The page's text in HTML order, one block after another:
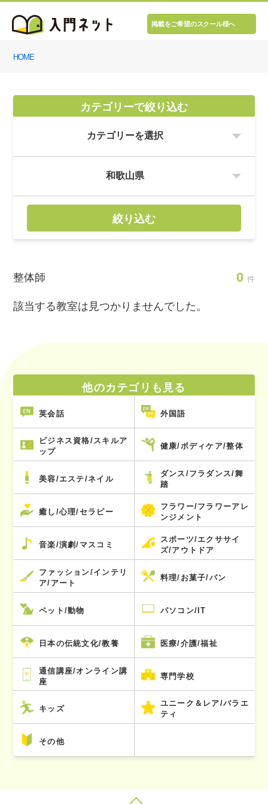
掲載をご希望のスクール様へ
HOME
カテゴリーで絞り込む
絞り込む
整体師 0 件
該当する教室は見つかりませんでした。
他のカテゴリも見る
英会話 外国語
ビジネス資格/スキルア
ップ
健康/ボディケア/整体
美容/エステ/ネイル
ダンス/フラダンス/舞
踏
癒し/心理/セラピー
フラワー/フラワーアレ
ンジメント
音楽/演劇/マスコミ
スポーツ/エクササイ
ズ/アウトドア
ファッション/インテリ
ア/アート
料理/お菓子/パン
ペット/動物 パソコン/IT
日本の伝統文化/教養 医療/介護/福祉
通信講座/オンライン講
座
専門学校
キッズ
ユニーク＆レア/バラエ
ティ
その他